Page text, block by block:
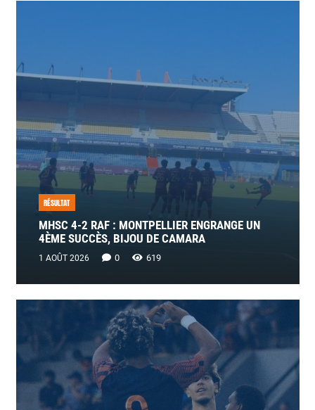
RÉSULTAT
MHSC 4-2 RAF : MONTPELLIER ENGRANGE UN
4ÈME SUCCÈS, BIJOU DE CAMARA
1 AOÛT 2026 0 619